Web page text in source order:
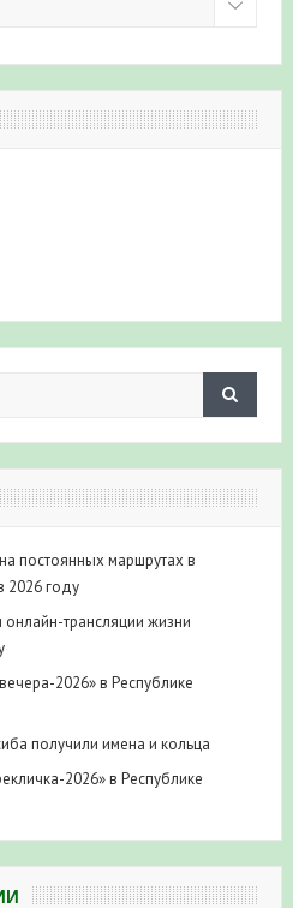
постоянных маршрутах в
2026 году
онлайн-трансляции жизни
2026» в Республике
получили имена и кольца
2026» в Республике